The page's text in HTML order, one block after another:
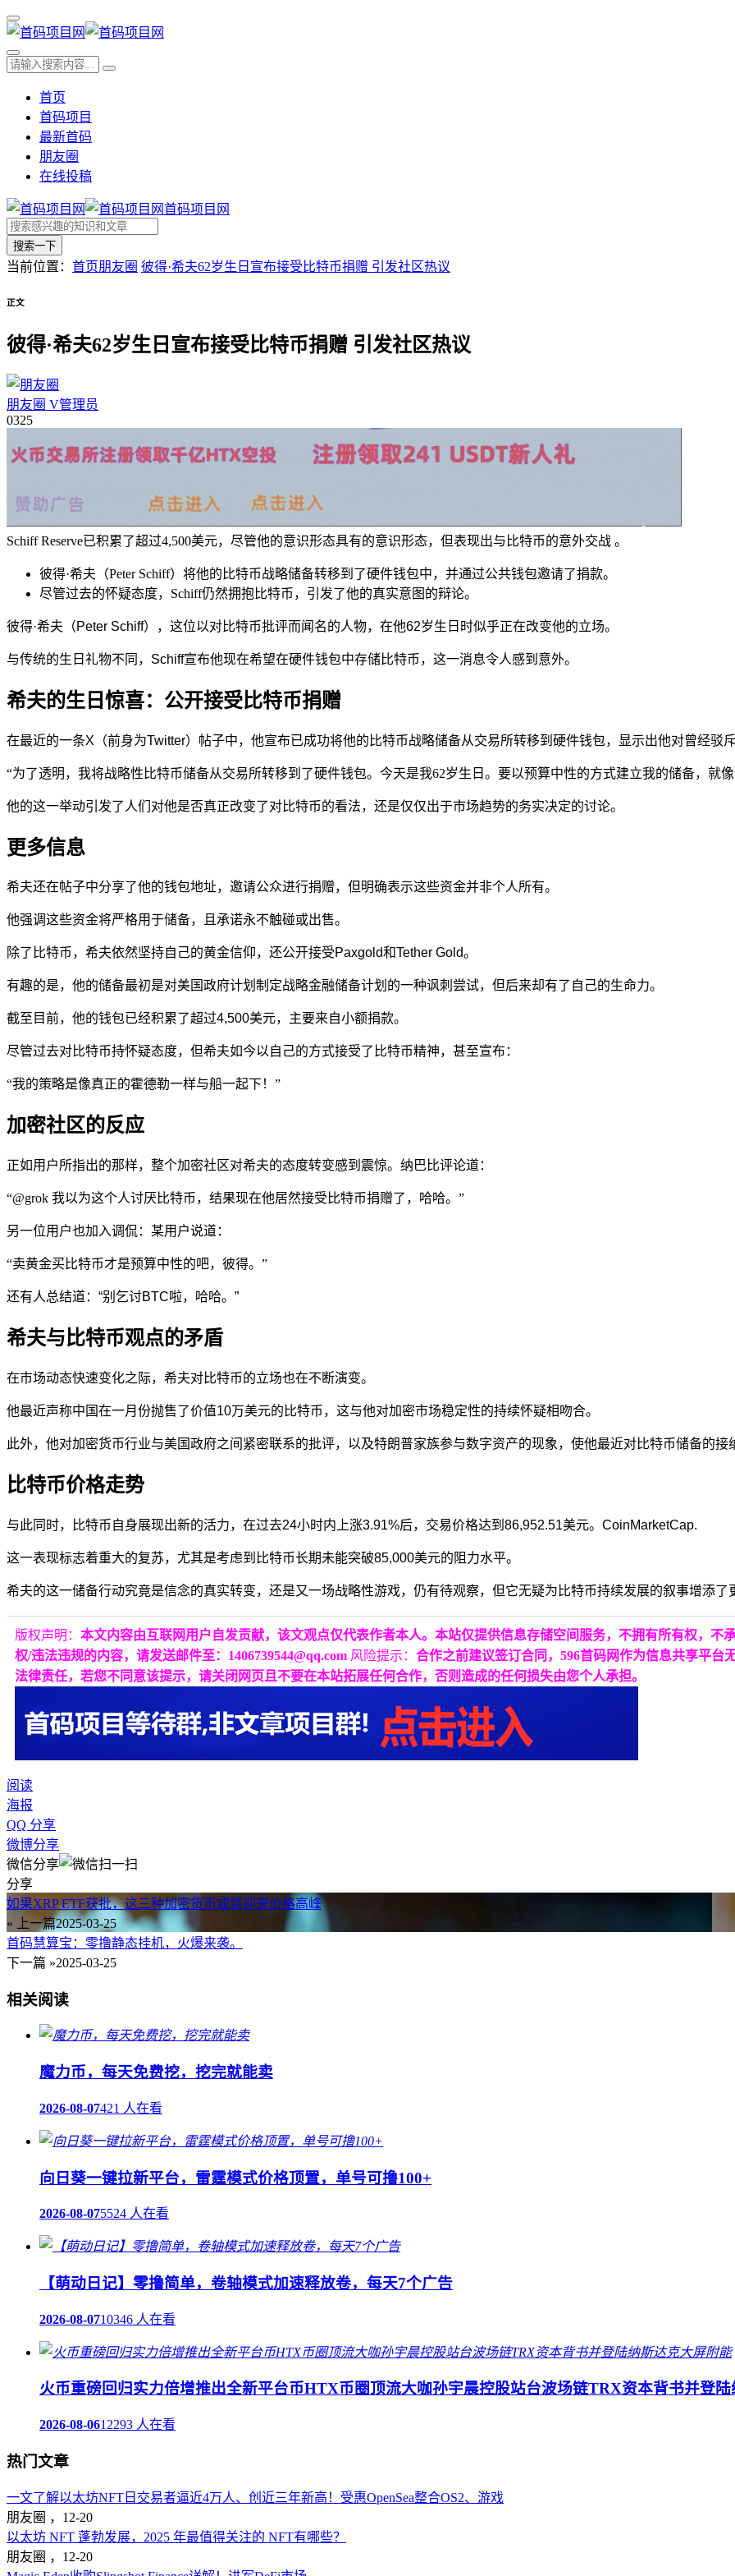
首页
首码项目
最新首码
朋友圈
在线投稿
首码项目网
搜索一下
当前位置： 首页朋友圈 彼得·希夫62岁生日宣布接受比特币捐赠 引发社区热议
正文
彼得·希夫62岁生日宣布接受比特币捐赠 引发社区热议
朋友圈 V管理员
0325
Schiff Reserve已积累了超过4,500美元，尽管他的意识形态具有的意识形态，但表现出与比特币的意外交战 。
彼得·希夫（Peter Schiff）将他的比特币战略储备转移到了硬件钱包中，并通过公共钱包邀请了捐款。
尽管过去的怀疑态度，Schiff仍然拥抱比特币，引发了他的真实意图的辩论。
彼得·希夫（Peter Schiff），这位以对比特币批评而闻名的人物，在他62岁生日时似乎正在改变他的立场。
与传统的生日礼物不同，Schiff宣布他现在希望在硬件钱包中存储比特币，这一消息令人感到意外。
希夫的生日惊喜：公开接受比特币捐赠
在最近的一条X（前身为Twitter）帖子中，他宣布已成功将他的比特币战略储备从交易所转移到硬件钱包，显示出他对曾经驳
“为了透明，我将战略性比特币储备从交易所转移到了硬件钱包。今天是我62岁生日。要以预算中性的方式建立我的储备，就
他的这一举动引发了人们对他是否真正改变了对比特币的看法，还是仅仅出于市场趋势的务实决定的讨论。
更多信息
希夫还在帖子中分享了他的钱包地址，邀请公众进行捐赠，但明确表示这些资金并非个人所有。
他强调这些资金将严格用于储备，且承诺永不触碰或出售。
除了比特币，希夫依然坚持自己的黄金信仰，还公开接受Paxgold和Tether Gold。
有趣的是，他的储备最初是对美国政府计划制定战略金融储备计划的一种讽刺尝试，但后来却有了自己的生命力。
截至目前，他的钱包已经积累了超过4,500美元，主要来自小额捐款。
尽管过去对比特币持怀疑态度，但希夫如今以自己的方式接受了比特币精神，甚至宣布：
“我的策略是像真正的霍德勒一样与船一起下！”
加密社区的反应
正如用户所指出的那样，整个加密社区对希夫的态度转变感到震惊。 纳巴比评论道：
“@grok 我以为这个人讨厌比特币，结果现在他居然接受比特币捐赠了，哈哈。”
另一位用户也加入调侃： 某用户说道：
“卖黄金买比特币才是预算中性的吧，彼得。”
还有人总结道：“别乞讨BTC啦，哈哈。”
希夫与比特币观点的矛盾
在市场动态快速变化之际，希夫对比特币的立场也在不断演变。
他最近声称中国在一月份抛售了价值10万美元的比特币，这与他对加密市场稳定性的持续怀疑相吻合。
此外，他对加密货币行业与美国政府之间紧密联系的批评，以及特朗普家族参与数字资产的现象，使他最近对比特币储备的接
比特币价格走势
与此同时，比特币自身展现出新的活力，在过去24小时内上涨3.91%后，交易价格达到86,952.51美元。 CoinMarketCap.
这一表现标志着重大的复苏，尤其是考虑到比特币长期未能突破85,000美元的阻力水平。
希夫的这一储备行动究竟是信念的真实转变，还是又一场战略性游戏，仍有待观察，但它无疑为比特币持续发展的叙事增添了
版权声明： 本文内容由互联网用户自发贡献，该文观点仅代表作者本人。本站仅提供信息存储空间服务，不拥有所有权，不
权/违法违规的内容，请发送邮件至：1406739544@qq.com 风险提示： 合作之前建议签订合同，596首码网作为信息共享平台
法律责任，若您不同意该提示，请关闭网页且不要在本站拓展任何合作，否则造成的任何损失由您个人承担。
阅读
海报
QQ 分享
微博分享
微信分享
分享
如果XRP ETF获批，这三种加密货币或将迎来价格高峰
« 上一篇2025-03-25
首码慧算宝：零撸静态挂机，火爆来袭。
下一篇 »2025-03-25
相关阅读
魔力币，每天免费挖，挖完就能卖
2026-08-07421 人在看
向日葵一键拉新平台，雷霆模式价格顶置，单号可撸100+
2026-08-075524 人在看
【萌动日记】零撸简单，卷轴模式加速释放卷，每天7个广告
2026-08-0710346 人在看
火币重磅回归实力倍增推出全新平台币HTX币圈顶流大咖孙宇晨控股站台波场链TRX资本背书并登
2026-08-0612293 人在看
热门文章
一文了解以太坊NFT日交易者逼近4万人、创近三年新高！受惠OpenSea整合OS2、游戏
朋友圈 ， 12-20
以太坊 NFT 蓬勃发展，2025 年最值得关注的 NFT有哪些？
朋友圈 ， 12-20